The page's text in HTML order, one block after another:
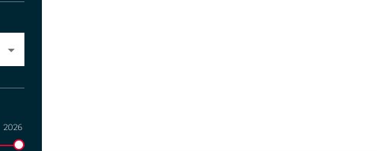
2026